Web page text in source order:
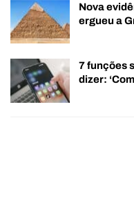
Nova
ergueu a
7 funções
dizer: